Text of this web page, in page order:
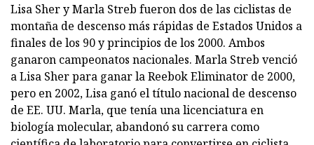
Lisa Sher y Marla Streb fueron dos de las ciclistas de
montaña de descenso más rápidas de Estados Unidos a
finales de los 90 y principios de los 2000. Ambos
ganaron campeonatos nacionales. Marla Streb venció
a Lisa Sher para ganar la Reebok Eliminator de 2000,
pero en 2002, Lisa ganó el título nacional de descenso
de EE. UU. Marla, que tenía una licenciatura en
biología molecular, abandonó su carrera como